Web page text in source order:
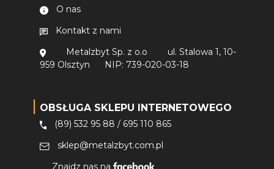
O nas
Kontakt z nami
Metalzbyt Sp. z o.o
ul. Stalowa 1, 10-
959 Olsztyn
NIP: 739-020-03-18
OBSŁUGA SKLEPU INTERNETOWEGO
(89) 532 95 88 / 695 110 865
sklep@metalzbyt.com.pl
Znajdz nas na